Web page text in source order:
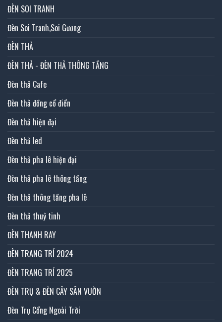
ĐÈN SOI TRANH
Đèn Soi Tranh,Soi Gương
ĐÈN THẢ
ĐÈN THẢ - ĐÈN THẢ THÔNG TẦNG
Đèn thả Cafe
Đèn thả đồng cổ điển
Đèn thả hiện đại
Đèn thả led
Đèn thả pha lê hiện đại
Đèn thả pha lê thông tầng
Đèn thả thông tầng pha lê
Đèn thả thuỷ tinh
ĐÈN THANH RAY
ĐÈN TRANG TRÍ 2024
ĐÈN TRANG TRÍ 2025
ĐÈN TRỤ & ĐÈN CÂY SÂN VƯỜN
Đèn Trụ Cổng Ngoài Trời